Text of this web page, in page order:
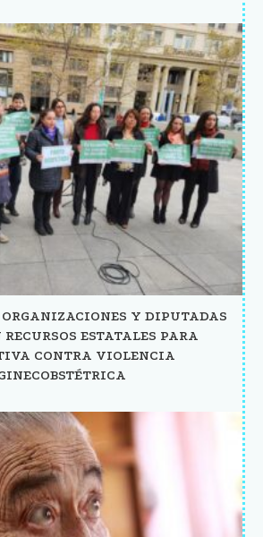
Y DIPUTADAS
ESTATALES PARA
CONTRA VIOLENCIA